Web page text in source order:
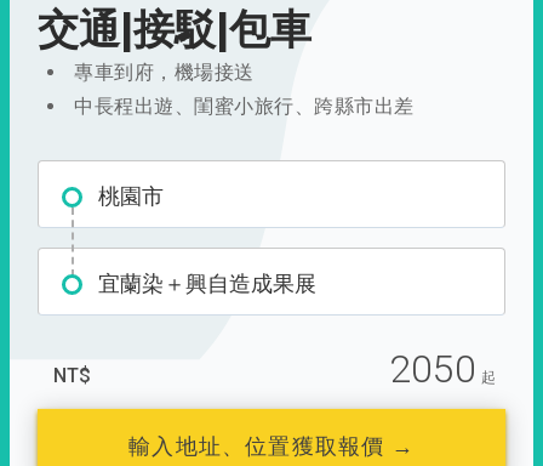
交通|接駁|包車
專車到府，機場接送
中長程出遊、閨蜜小旅行、跨縣市出差
桃園市
宜蘭染＋興自造成果展
NT$ 2050 起
輸入地址、位置獲取報價 →